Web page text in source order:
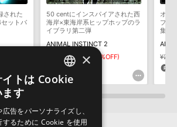
ンドが、サンプルパックに含まれていることを
ません。
された
ットバ
50 centにインスパイアされた西
海岸×東海岸系ヒップホップのラ
イブラリ第二弾
ANIMAL INSTINCT 2
¥2,937 ¥1,468(50%OFF)
73pt
オー
プの
集
ENGLISH
×
イトは Cookie
す
告をパーソナライズし、
するために Cookie を使用